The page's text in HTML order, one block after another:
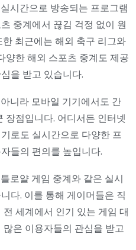
시간으로 방송되는 프로그램
중계에서 끊김 걱정 없이 원
최근에는 해외 축구 리그와
양한 해외 스포츠 중계도 제공
을 받고 있습니다.
니라 모바일 기기에서도 간
장점입니다. 어디서든 인터넷
로도 실시간으로 다양한 프
들의 편의를 높입니다.
로얄 게임 중계와 같은 실시
다. 이를 통해 게이머들은 직
세계에서 인기 있는 게임 대
은 이용자들의 관심을 받고